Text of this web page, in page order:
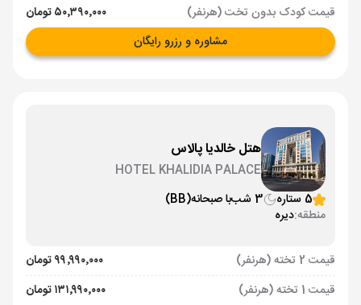
قیمت کودک بدون تخت (هرنفر)
۵۰٬۳۹۰٬۰۰۰ تومان
مشاوره و رزرو رایگان
هتل خالدیا پالاس
HOTEL KHALIDIA PALACE
5 ستاره
3 شب با صبحانه(BB)
منطقه:دیره
قیمت 2 تخته (هرنفر)
۹۹٬۹۹۰٬۰۰۰ تومان
قیمت 1 تخته (هرنفر)
۱۳۱٬۹۹۰٬۰۰۰ تومان